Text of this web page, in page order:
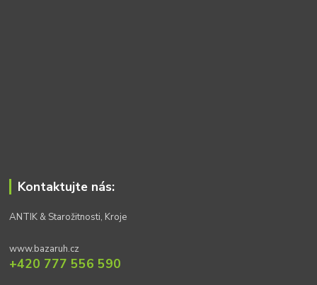
Kontaktujte nás:
ANTIK & Starožitnosti, Kroje
www.bazaruh.cz
+420 777 556 590